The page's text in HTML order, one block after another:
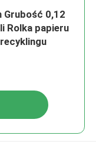
Grubość 0,12
Rolka papieru